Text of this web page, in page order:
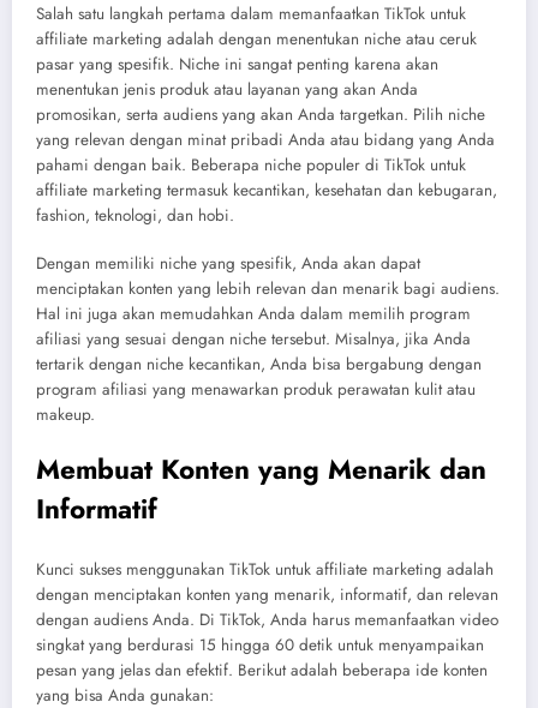
Salah satu langkah pertama dalam memanfaatkan TikTok untuk
affiliate marketing adalah dengan menentukan niche atau ceruk
pasar yang spesifik. Niche ini sangat penting karena akan
menentukan jenis produk atau layanan yang akan Anda
promosikan, serta audiens yang akan Anda targetkan. Pilih niche
yang relevan dengan minat pribadi Anda atau bidang yang Anda
pahami dengan baik. Beberapa niche populer di TikTok untuk
affiliate marketing termasuk kecantikan, kesehatan dan kebugaran,
fashion, teknologi, dan hobi.
Dengan memiliki niche yang spesifik, Anda akan dapat
menciptakan konten yang lebih relevan dan menarik bagi audiens.
Hal ini juga akan memudahkan Anda dalam memilih program
afiliasi yang sesuai dengan niche tersebut. Misalnya, jika Anda
tertarik dengan niche kecantikan, Anda bisa bergabung dengan
program afiliasi yang menawarkan produk perawatan kulit atau
makeup.
Membuat Konten yang Menarik dan
Informatif
Kunci sukses menggunakan TikTok untuk affiliate marketing adalah
dengan menciptakan konten yang menarik, informatif, dan relevan
dengan audiens Anda. Di TikTok, Anda harus memanfaatkan video
singkat yang berdurasi 15 hingga 60 detik untuk menyampaikan
pesan yang jelas dan efektif. Berikut adalah beberapa ide konten
yang bisa Anda gunakan: